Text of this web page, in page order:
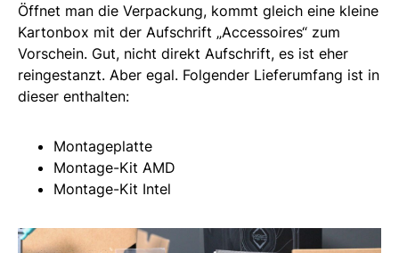
Öffnet man die Verpackung, kommt gleich eine kleine
Kartonbox mit der Aufschrift „Accessoires“ zum
Vorschein. Gut, nicht direkt Aufschrift, es ist eher
reingestanzt. Aber egal. Folgender Lieferumfang ist in
dieser enthalten:
Montageplatte
Montage-Kit AMD
Montage-Kit Intel